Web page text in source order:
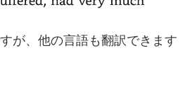
が、他の言語も翻訳できます